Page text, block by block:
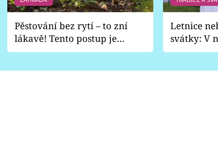
Pěstování bez rytí – to zní
lákavě! Tento postup je
vhodný jen pro některé
Letnice
svátky: V
pondělí